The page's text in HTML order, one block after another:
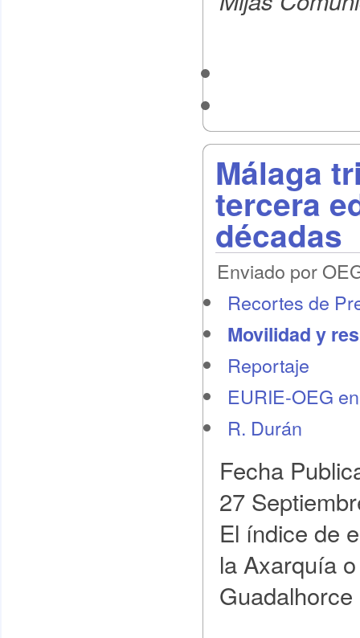
Málaga
tercera
décadas
Enviado por
Recortes de
Movilidad y
Reportaje
EURIE-OEG
R. Durán
Fecha
27
El índice de
la Axarquía
Guadalhorce